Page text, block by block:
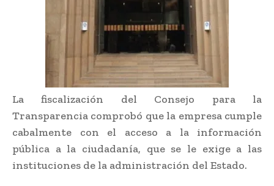
La fiscalización del Consejo para la
Transparencia comprobó que la empresa cumple
cabalmente con el acceso a la información
pública a la ciudadanía, que se le exige a las
instituciones de la administración del Estado.